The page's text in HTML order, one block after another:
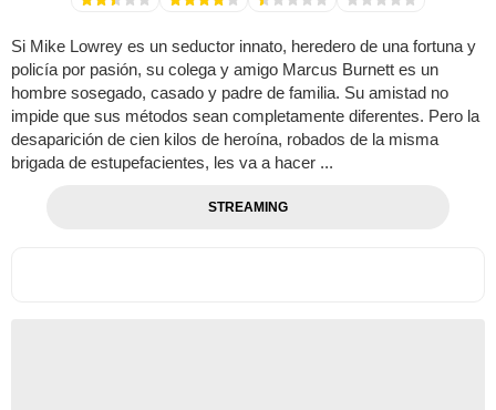
Si Mike Lowrey es un seductor innato, heredero de una fortuna y
policía por pasión, su colega y amigo Marcus Burnett es un
hombre sosegado, casado y padre de familia. Su amistad no
impide que sus métodos sean completamente diferentes. Pero la
desaparición de cien kilos de heroína, robados de la misma
brigada de estupefacientes, les va a hacer ...
STREAMING